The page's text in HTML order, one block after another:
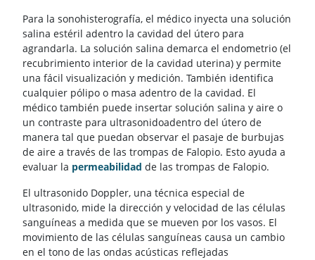
Para la sonohisterografía, el médico inyecta una solución
salina estéril adentro la cavidad del útero para
agrandarla. La solución salina demarca el endometrio (el
recubrimiento interior de la cavidad uterina) y permite
una fácil visualización y medición. También identifica
cualquier pólipo o masa adentro de la cavidad. El
médico también puede insertar solución salina y aire o
un contraste para ultrasonidoadentro del útero de
manera tal que puedan observar el pasaje de burbujas
de aire a través de las trompas de Falopio. Esto ayuda a
evaluar la permeabilidad de las trompas de Falopio.
El ultrasonido Doppler, una técnica especial de
ultrasonido, mide la dirección y velocidad de las células
sanguíneas a medida que se mueven por los vasos. El
movimiento de las células sanguíneas causa un cambio
en el tono de las ondas acústicas reflejadas